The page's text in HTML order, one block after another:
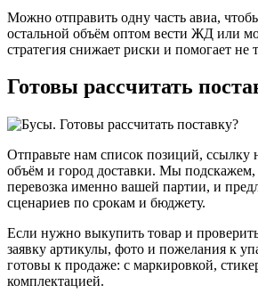
Можно отправить одну часть авиа,
остальной объём оптом вести ЖД или
стратегия снижает риски и помогает не
Готовы рассчитать
Отправьте нам список позиций, ссылку
объём и город доставки. Мы подскажем,
перевозка именно вашей партии, и
сценариев по срокам и бюджету.
Если нужно выкупить товар и проверить
заявку артикулы, фото и пожелания к
готовы к продаже: с маркировкой,
комплектацией.